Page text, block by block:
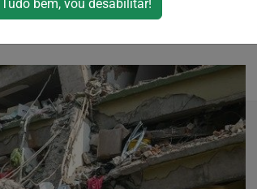
Tudo bem, vou desabilitar!